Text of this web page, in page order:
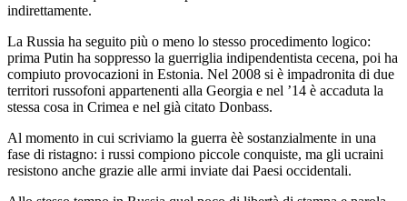
indirettamente.
La Russia ha seguito più o meno lo stesso procedimento logico:
prima Putin ha soppresso la guerriglia indipendentista cecena, poi ha
compiuto provocazioni in Estonia. Nel 2008 si è impadronita di due
territori russofoni appartenenti alla Georgia e nel ’14 è accaduta la
stessa cosa in Crimea e nel già citato Donbass.
Al momento in cui scriviamo la guerra èè sostanzialmente in una
fase di ristagno: i russi compiono piccole conquiste, ma gli ucraini
resistono anche grazie alle armi inviate dai Paesi occidentali.